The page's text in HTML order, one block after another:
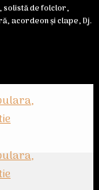
solistă de folclor,
acordeon și clape, Dj.